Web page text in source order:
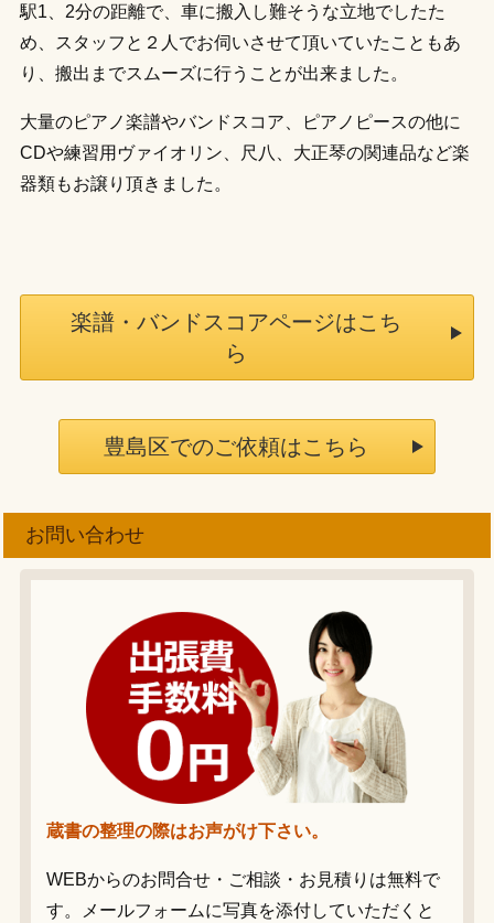
駅1、2分の距離で、車に搬入し難そうな立地でしたた
め、スタッフと２人でお伺いさせて頂いていたこともあ
り、搬出までスムーズに行うことが出来ました。
大量のピアノ楽譜やバンドスコア、ピアノピースの他に
CDや練習用ヴァイオリン、尺八、大正琴の関連品など楽
器類もお譲り頂きました。
楽譜・バンドスコアページはこち
ら
豊島区でのご依頼はこちら
お問い合わせ
蔵書の整理の際はお声がけ下さい。
WEBからのお問合せ・ご相談・お見積りは無料で
す。メールフォームに写真を添付していただくと